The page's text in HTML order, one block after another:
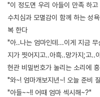
"이 정도면 우리 아들이 만족 하
수치심과 모멸감이 함께 하는 성
복 한다
"아..나는 엄마인데...이게 지금
지가 찟어지고..아흑..망가지;고..
현관 비밀번호가 눌리는 소리에
"와~! 엄마개보지년~! 오늘 준비
"아들~~!! 어때 엄마 섹시해~?"